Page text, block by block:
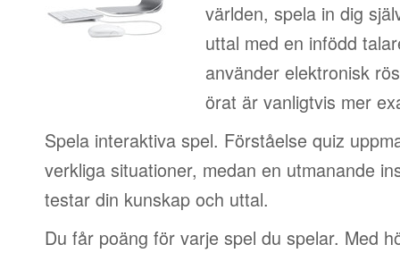
världen, spela in dig
uttal med en infödd
använder elektronisk
örat är vanligtvis mer
Spela interaktiva spel. Förståelse quiz
verkliga situationer, medan en utmanande
testar din kunskap och uttal.
Du får poäng för varje spel du spelar. Med